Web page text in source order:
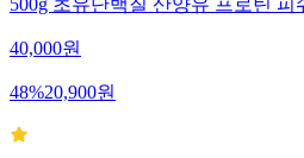
500g 초유단백질 산양유 프로틴
40,000원
48%20,900원